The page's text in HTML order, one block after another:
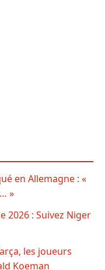
en Allemagne : «
»
2026 : Suivez Niger
les joueurs
Koeman